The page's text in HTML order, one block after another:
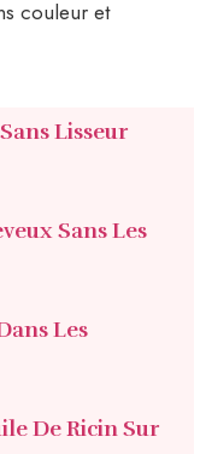
couleur et
Lisseur
Sans Les
Les
De Ricin Sur